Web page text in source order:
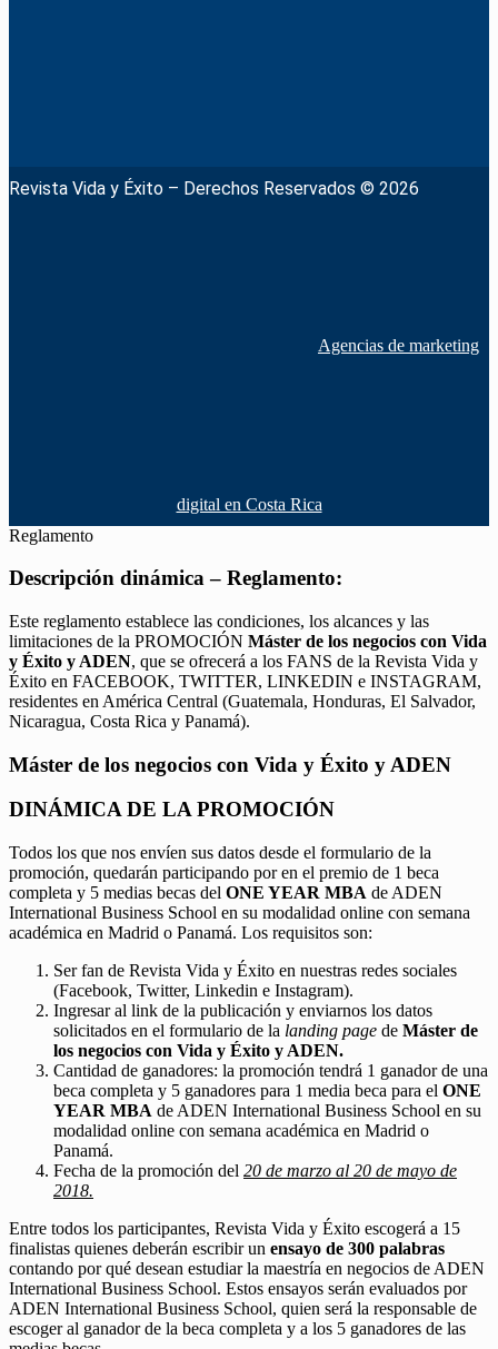
Revista Vida y Éxito – Derechos Reservados © 2026
Agencias de marketing
digital en Costa Rica
Reglamento
Descripción dinámica – Reglamento:
Este reglamento establece las condiciones, los alcances y las
limitaciones de la PROMOCIÓN Máster de los negocios con Vida
y Éxito y ADEN, que se ofrecerá a los FANS de la Revista Vida y
Éxito en FACEBOOK, TWITTER, LINKEDIN e INSTAGRAM,
residentes en América Central (Guatemala, Honduras, El Salvador,
Nicaragua, Costa Rica y Panamá).
Máster de los negocios con Vida y Éxito y ADEN
DINÁMICA DE LA PROMOCIÓN
Todos los que nos envíen sus datos desde el formulario de la
promoción, quedarán participando por en el premio de 1 beca
completa y 5 medias becas del ONE YEAR MBA de ADEN
International Business School en su modalidad online con semana
académica en Madrid o Panamá. Los requisitos son:
Ser fan de Revista Vida y Éxito en nuestras redes sociales
(Facebook, Twitter, Linkedin e Instagram).
Ingresar al link de la publicación y enviarnos los datos
solicitados en el formulario de la landing page de Máster de
los negocios con Vida y Éxito y ADEN.
Cantidad de ganadores: la promoción tendrá 1 ganador de una
beca completa y 5 ganadores para 1 media beca para el ONE
YEAR MBA de ADEN International Business School en su
modalidad online con semana académica en Madrid o
Panamá.
Fecha de la promoción del 20 de marzo al 20 de mayo de
2018.
Entre todos los participantes, Revista Vida y Éxito escogerá a 15
finalistas quienes deberán escribir un ensayo de 300 palabras
contando por qué desean estudiar la maestría en negocios de ADEN
International Business School. Estos ensayos serán evaluados por
ADEN International Business School, quien será la responsable de
escoger al ganador de la beca completa y a los 5 ganadores de las